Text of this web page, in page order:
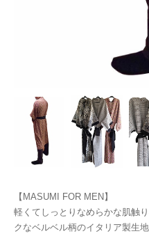
【MASUMI FOR MEN】
軽くてしっとりなめらかな肌触
クなベルベル柄のイタリア製生地